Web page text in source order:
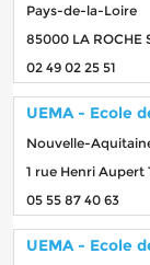
Pays-de-la-Loire
85000 LA ROCHE
02 49 02 25 51
UEMA - Ecole
Nouvelle-
1 rue Henri Aupert
05 55 87 40 63
UEMA - Ecole